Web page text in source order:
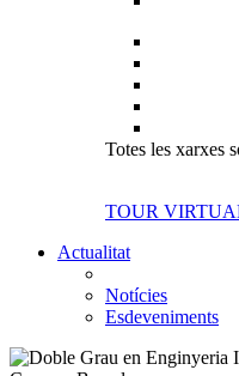
Totes les xarxes
TOUR
Actualitat
Notícies
Esdeveniments